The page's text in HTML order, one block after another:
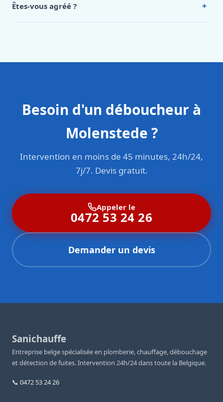
Êtes-vous agréé ? +
Besoin d'un déboucheur à
Molenstede ?
Intervention en moins de 45 minutes, 24h/24,
7j/7. Devis gratuit.
Appeler le
0472 53 24 26
Demander un devis
Sanichauffe
Entreprise belge spécialisée en plomberie, chauffage, débouchage
et détection de fuites. Intervention 24h/24 dans toute la Belgique.
📞 0472 53 24 26